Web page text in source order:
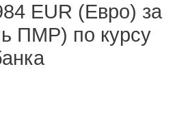
EUR (Евро) за
ПМР) по курсу